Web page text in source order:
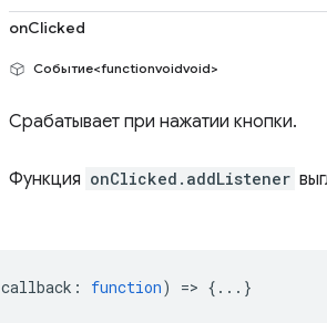
onClicked
Событие<functionvoidvoid>
Срабатывает при нажатии кнопки.
Функция onClicked.addListener
callback : function) => {...}